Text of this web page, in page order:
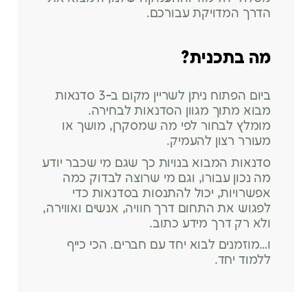
הדרך המדויקת עבורכם.
מה בתכנית?
ביום הפתוח ניתן לשריין מקום ב-3 סדנאות
מבוא מתוך מגוון הסדנאות לבחירה.
מומלץ לבחור לפי מה שמסקרן, מושך או
מעורר רצון להעמיק.
סדנאות המבוא בנויות כך שגם מי שכבר יודע
מה נכון עבורו, וגם מי שרוצה לבדוק כמה
אפשרויות, יכול להתנסות בסדנאות כדי
לפגוש את התחום דרך חוויה, אנשים ואווירה,
ולא רק דרך מידע כתוב.
ו…מוזמנים לבוא יחד עם חברים. הכי כייף
ללמוד יחד.